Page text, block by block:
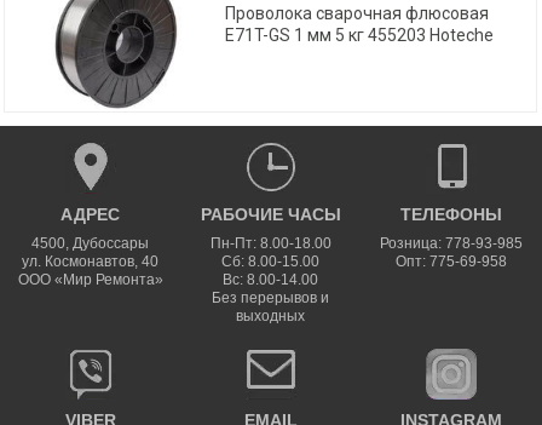
Проволока сварочная флюсовая
E71T-GS 1 мм 5 кг 455203 Hoteche
АДРЕС
4500,Дубоссары
ул. Космонавтов, 40
ООО «Мир Ремонта»
РАБОЧИЕ ЧАСЫ
Пн-Пт: 8.00-18.00
Сб: 8.00-15.00
Вс: 8.00-14.00
Без перерывов и
выходных
ТЕЛЕФОНЫ
Розница: 778-93-985
Опт: 775-69-958
VIBER EMAIL INSTAGRAM